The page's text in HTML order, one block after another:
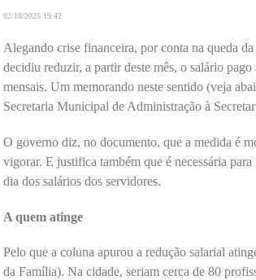
02/10/2025 19:42
Alegando crise financeira, por conta na queda
decidiu reduzir, a partir deste mês, o salário
mensais. Um memorando neste sentido (veja
Secretaria Municipal de Administração à
O governo diz, no documento, que a medida é
vigorar. E justifica também que é necessária
dia dos salários dos servidores.
A quem atinge
Pelo que a coluna apurou a redução salarial
da Família). Na cidade, seriam cerca de 80